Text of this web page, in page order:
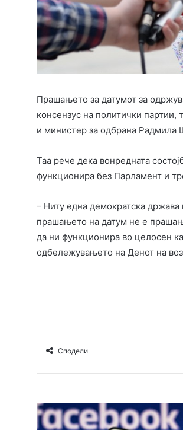
Прашањето за датумот за
консензус на политички партии,
и министер за одбрана Радмила
Таа рече дека вонредната
функционира без Парламент и
– Ниту една демократска
прашањето на датум не е
да ни функционира во целосен
одбележувањето на Денот на
Сподели